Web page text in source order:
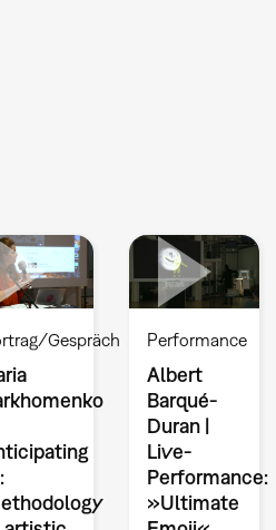
Gespräch Performance
Albert
Barqué-
Duran |
Live-
Performance:
»Ultimate